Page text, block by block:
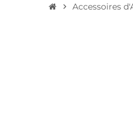
chevron_right Accessoires